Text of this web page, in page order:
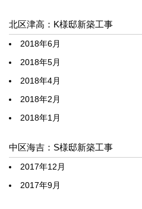
北区津高：K様邸新築工事
2018年6月
2018年5月
2018年4月
2018年2月
2018年1月
中区海吉：S様邸新築工事
2017年12月
2017年9月